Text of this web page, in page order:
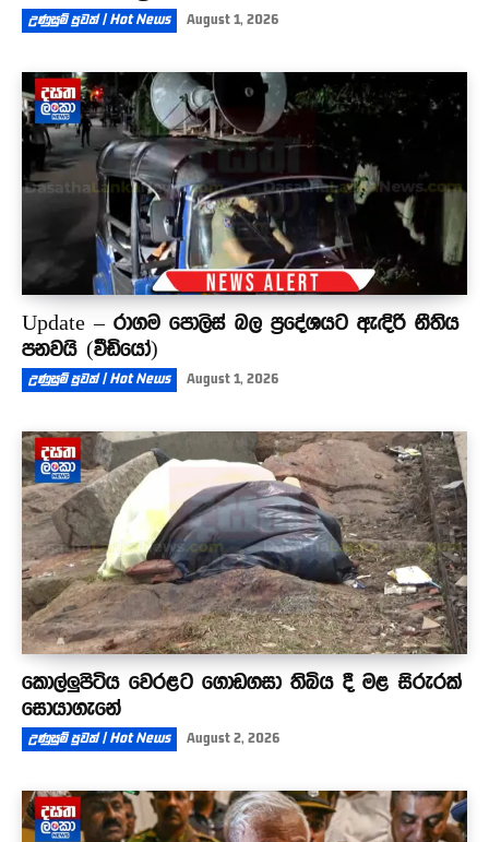
උණුසුම් පුවත් | Hot News August 1, 2026
Update – රාගම පොලිස් බල ප්‍රදේශයට ඇඳිරි නීතිය
පනවයි (වීඩියෝ)
උණුසුම් පුවත් | Hot News August 1, 2026
කොල්ලුපිටිය වෙරළට ගොඩගසා තිබිය දී මළ සිරුරක්
සොයාගැනේ
උණුසුම් පුවත් | Hot News August 2, 2026